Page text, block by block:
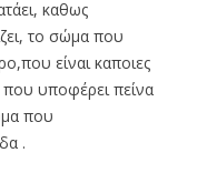
καθως
το σώμα που
είναι καποιες
που υποφέρει πείνα
που
.